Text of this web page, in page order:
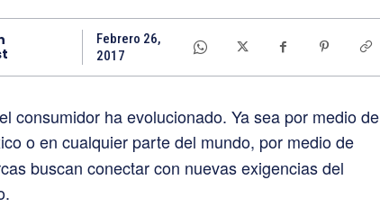
Febrero 26,
2017
consumidor ha evolucionado. Ya sea por medio de
o en cualquier parte del mundo, por medio de
buscan conectar con nuevas exigencias del